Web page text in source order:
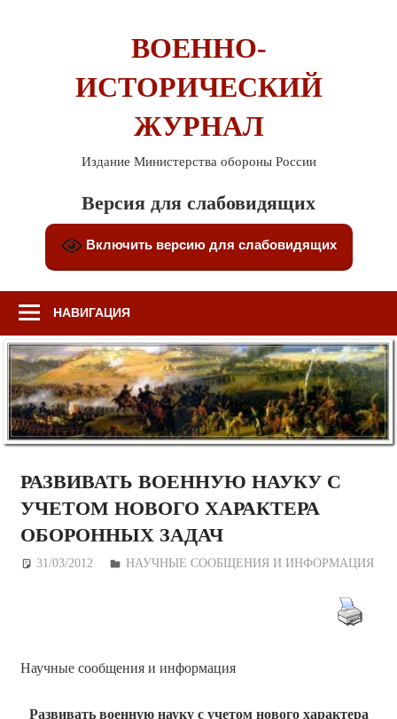
ВОЕННО-
ИСТОРИЧЕСКИЙ
ЖУРНАЛ
Издание Министерства обороны России
Версия для слабовидящих
Включить версию для слабовидящих
НАВИГАЦИЯ
РАЗВИВАТЬ ВОЕННУЮ НАУКУ С
УЧЕТОМ НОВОГО ХАРАКТЕРА
ОБОРОННЫХ ЗАДАЧ
31/03/2012 Дежурный по Редакции
НАУЧНЫЕ СООБЩЕНИЯ И ИНФОРМАЦИЯ
Научные сообщения и информация
Развивать военную науку с учетом нового характера